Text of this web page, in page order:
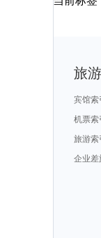
旅
宾馆索
机票索
旅游索
企业差